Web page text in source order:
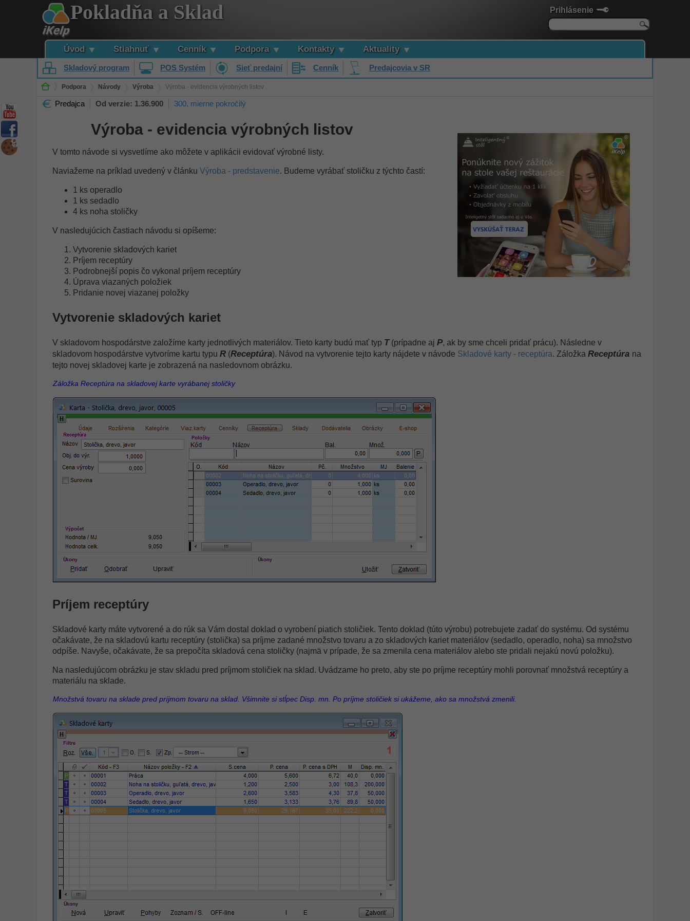
Prihlásenie
Pokladňa a Sklad
Úvod Stiahnuť Cenník Podpora Kontakty Aktuality
Skladový program POS Systém Sieť predajní Cenník Predajcovia v SR
Podpora Návody Výroba Výroba - evidencia výrobných listov
Predajca Od verzie: 1.36.900 300, mierne pokročilý
Výroba - evidencia výrobných listov
V tomto návode si vysvetlíme ako môžete v aplikácii evidovať výrobné listy.
Naviažeme na príklad uvedený v článku Výroba - predstavenie. Budeme vyrábať stoličku z týchto častí:
1 ks operadlo
1 ks sedadlo
4 ks noha stoličky
V nasledujúcich častiach návodu si opíšeme:
Vytvorenie skladových kariet
Príjem receptúry
Podrobnejší popis čo vykonal príjem receptúry
Úprava viazaných položiek
Pridanie novej viazanej položky
Vytvorenie skladových kariet
V skladovom hospodárstve založíme karty jednotlivých materiálov. Tieto karty budú mať typ T(prípadne aj P, ak by sme chceli pridať prácu). Následne v
skladovom hospodárstve vytvoríme kartu typu R (Receptúra). Návod na vytvorenie tejto karty nájdete v návode Skladové karty - receptúra. Záložka Receptúra na
tejto novej skladovej karte je zobrazená na nasledovnom obrázku.
Záložka Receptúra na skladovej karte vyrábanej stoličky
Príjem receptúry
Skladové karty máte vytvorené a do rúk sa Vám dostal doklad o vyrobení piatich stoličiek. Tento doklad (túto výrobu) potrebujete zadať do systému. Od systému
očakávate, že na skladovú kartu receptúry (stolička) sa príjme zadané množstvo tovaru a zo skladových kariet materiálov (sedadlo, operadlo, noha) sa množstvo
odpíše. Navyše, očakávate, že sa prepočíta skladová cena stoličky (najmä v prípade, že sa zmenila cena materiálov alebo ste pridali nejakú novú položku).
Na nasledujúcom obrázku je stav skladu pred príjmom stoličiek na sklad. Uvádzame ho preto, aby ste po príjme receptúry mohli porovnať množstvá receptúry a
materiálu na sklade.
Množstvá tovaru na sklade pred príjmom tovaru na sklad. Všimnite si stĺpec Disp. mn. Po príjme stoličiek si ukážeme, ako sa množstvá zmenili.